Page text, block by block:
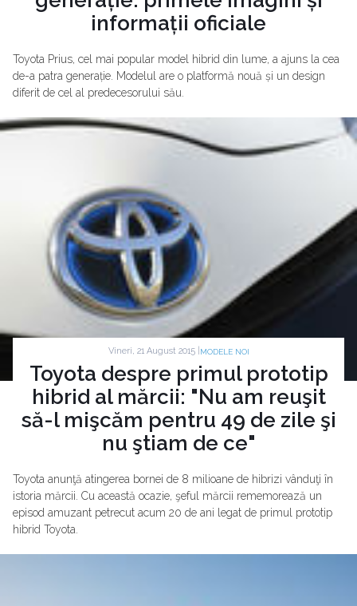
informații oficiale
Toyota Prius, cel mai popular model hibrid din lume, a ajuns la cea
de-a patra generație. Modelul are o platformă nouă și un design
diferit de cel al predecesorului său.
Vineri, 21 August 2015 | MODELE NOI
Toyota despre primul prototip
hibrid al mărcii: "Nu am reuşit
să-l mişcăm pentru 49 de zile şi
nu ştiam de ce"
Toyota anunţă atingerea bornei de 8 milioane de hibrizi vânduţi în
istoria mărcii. Cu această ocazie, şeful mărcii rememorează un
episod amuzant petrecut acum 20 de ani legat de primul prototip
hibrid Toyota.